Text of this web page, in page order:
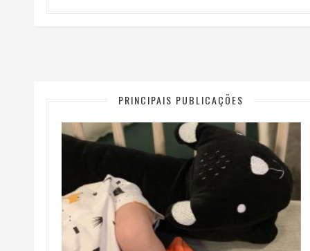
PRINCIPAIS PUBLICAÇÕES